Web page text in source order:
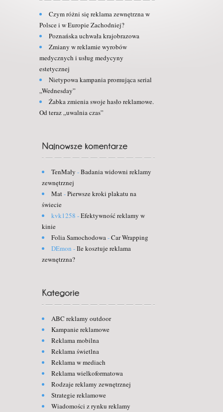
Czym różni się reklama zewnętrzna w
Polsce i w Europie Zachodniej?
Poznańska uchwała krajobrazowa
Zmiany w reklamie wyrobów
medycznych i usług medycyny
estetycznej
Nietypowa kampania promująca serial
„Wednesday”
Żabka zmienia swoje hasło reklamowe.
Od teraz „uwalnia czas”
TenMały -Badania widowni reklamy
zewnętrznej
Mat-Pierwsze kroki plakatu na
świecie
kvk1258 -Efektywność reklamy w
kinie
Folia Samochodowa-Car Wrapping
DEmon -Ile kosztuje reklama
zewnętrzna?
ABC reklamy outdoor
Kampanie reklamowe
Reklama mobilna
Reklama świetlna
Reklama w mediach
Reklama wielkoformatowa
Rodzaje reklamy zewnętrznej
Strategie reklamowe
Wiadomości z rynku reklamy